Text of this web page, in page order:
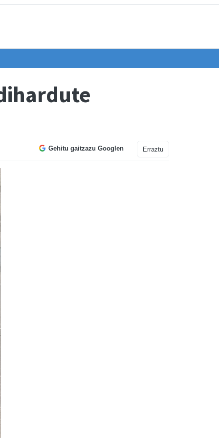
Gehitu gaitzazu Googlen Erraztu